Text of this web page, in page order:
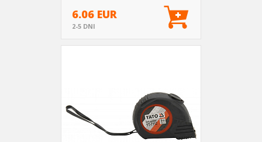
6.06 EUR
2-5 DNI